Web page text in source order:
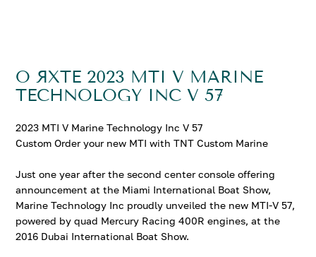
О ЯХТЕ 2023 MTI V MARINE
TECHNOLOGY INC V 57
2023 MTI V Marine Technology Inc V 57
Custom Order your new MTI with TNT Custom Marine
Just one year after the second center console offering
announcement at the Miami International Boat Show,
Marine Technology Inc proudly unveiled the new MTI-V 57,
powered by quad Mercury Racing 400R engines, at the
2016 Dubai International Boat Show.